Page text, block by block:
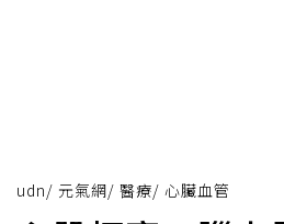
udn/ 元氣網/ 醫療/ 心臟血管